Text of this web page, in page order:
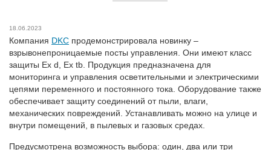
18.06.2023
Компания DKC продемонстрировала новинку –
взрывонепроницаемые посты управления. Они имеют класс
защиты Ex d, Ex tb. Продукция предназначена для
мониторинга и управления осветительными и электрическими
цепями переменного и постоянного тока. Оборудование также
обеспечивает защиту соединений от пыли, влаги,
механических повреждений. Устанавливать можно на улице и
внутри помещений, в пылевых и газовых средах.
Предусмотрена возможность выбора: один, два или три